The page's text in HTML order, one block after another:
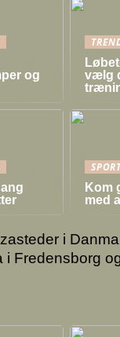
og
vælg
Kom
med
i
i Fredensborg